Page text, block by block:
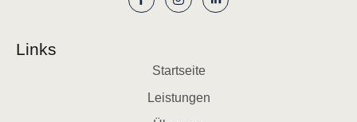
Links
Startseite
Leistungen